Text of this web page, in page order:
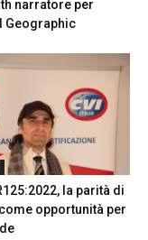
narratore per
Geographic
la parità di
opportunità per